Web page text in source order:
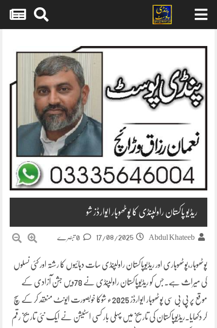
content
ریڈیو پاکستان راولپنڈی کا پوٹھوہار ایوارڈز شو
Abdul Khateeb
17/08/2025
پوٹھوہار،پوٹھوہاری اور ریڈیوپاکستان راولپنڈی سات دہائیوں کا رشتہ اور کئی نسلوں
کی میراث ہے۔جس کو ریڈیوپاکستان راولپنڈی نے 78ویں جشن آزادی کے
موقع پر پی بی سی پوٹھوہار ایوارڈز 2025ء شوکا خوبصورت ایونٹ منعقد کر کے سچ
کر دکھایا۔ریڈیوپاکستان کی تاریخ میں پہلی بار کسی اسٹیشن نے ایک نئی تاریخ رقم